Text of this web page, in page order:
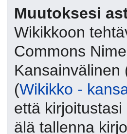
Muutoksesi
Wikikkoon
Commons
Kansainvälinen
(Wikikko -
että
älä tallenna